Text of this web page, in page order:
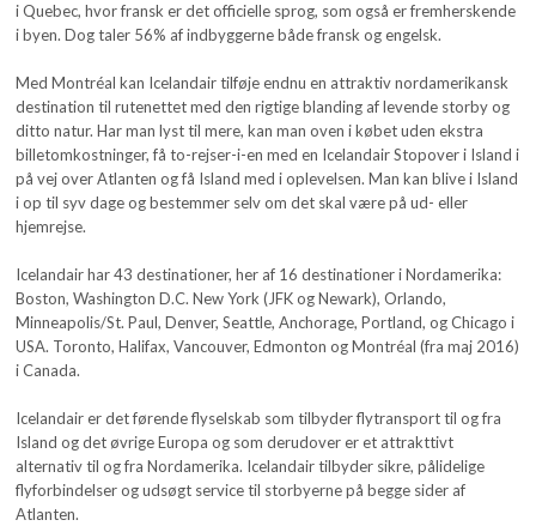
i Quebec, hvor fransk er det officielle sprog, som også er fremherskende
i byen. Dog taler 56% af indbyggerne både fransk og engelsk.
Med Montréal kan Icelandair tilføje endnu en attraktiv nordamerikansk
destination til rutenettet med den rigtige blanding af levende storby og
ditto natur. Har man lyst til mere, kan man oven i købet uden ekstra
billetomkostninger, få to-rejser-i-en med en Icelandair Stopover i Island i
på vej over Atlanten og få Island med i oplevelsen. Man kan blive i Island
i op til syv dage og bestemmer selv om det skal være på ud- eller
hjemrejse.
Icelandair har 43 destinationer, her af 16 destinationer i Nordamerika:
Boston, Washington D.C. New York (JFK og Newark), Orlando,
Minneapolis/St. Paul, Denver, Seattle, Anchorage, Portland, og Chicago i
USA. Toronto, Halifax, Vancouver, Edmonton og Montréal (fra maj 2016)
i Canada.
Icelandair er det førende flyselskab som tilbyder flytransport til og fra
Island og det øvrige Europa og som derudover er et attrakttivt
alternativ til og fra Nordamerika. Icelandair tilbyder sikre, pålidelige
flyforbindelser og udsøgt service til storbyerne på begge sider af
Atlanten.